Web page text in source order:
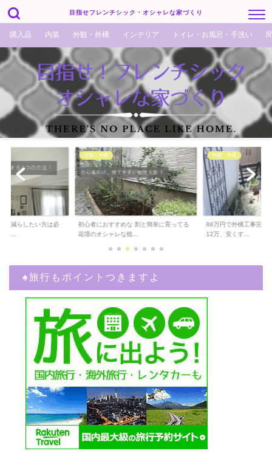
目指せフレンチシック・オシャレな家づくり
購入品 内装 外観・外構 インテリア トイレ・お風呂・手洗い
も減らしたい方は必
ら...
外観・外構
初心者におすすめな 割と簡単に育ってる
花壇のオシャレな植...
外観・外構
88万円で外構工事完了
12万、安くす...
♠︎旅行もポイントつきますよ